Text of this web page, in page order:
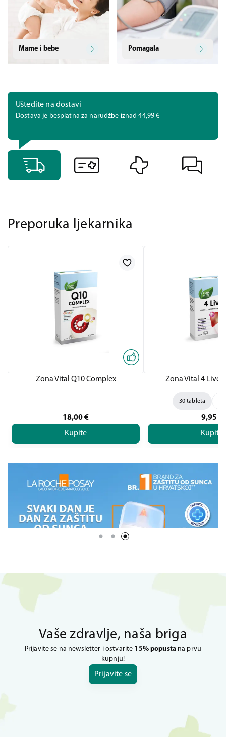
Mame i bebe Pomagala
Uštedite na dostavi
Dostava je besplatna za narudžbe iznad 44,99 €
Preporuka ljekarnika
Zona Vital Q10 Complex
18,00€
Kupite
Zona Vital 4
30 tableta
9,95
Kupite
Vaše zdravlje, naša briga
Prijavite se na newsletter i ostvarite 15% popustana prvu
kupnju!
Prijavite se